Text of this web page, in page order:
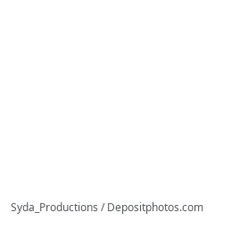
Syda_Productions / Depositphotos.com